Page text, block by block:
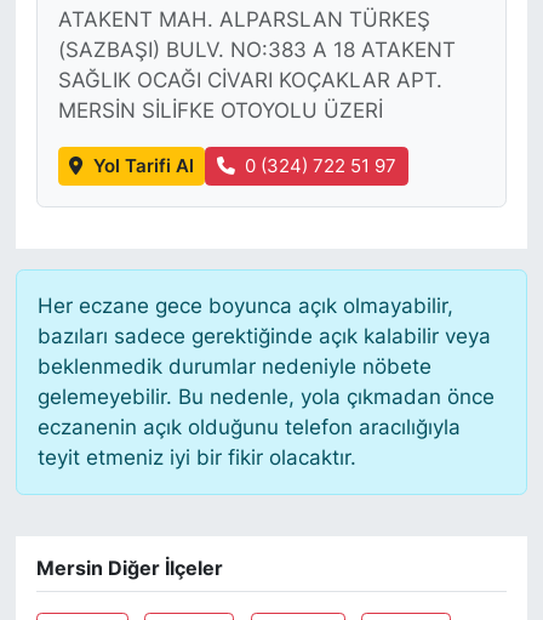
ATAKENT MAH. ALPARSLAN TÜRKEŞ
(SAZBAŞI) BULV. NO:383 A 18 ATAKENT
SAĞLIK OCAĞI CİVARI KOÇAKLAR APT.
MERSİN SİLİFKE OTOYOLU ÜZERİ
Yol Tarifi Al 0 (324) 722 51 97
Her eczane gece boyunca açık olmayabilir,
bazıları sadece gerektiğinde açık kalabilir veya
beklenmedik durumlar nedeniyle nöbete
gelemeyebilir. Bu nedenle, yola çıkmadan önce
eczanenin açık olduğunu telefon aracılığıyla
teyit etmeniz iyi bir fikir olacaktır.
Mersin Diğer İlçeler